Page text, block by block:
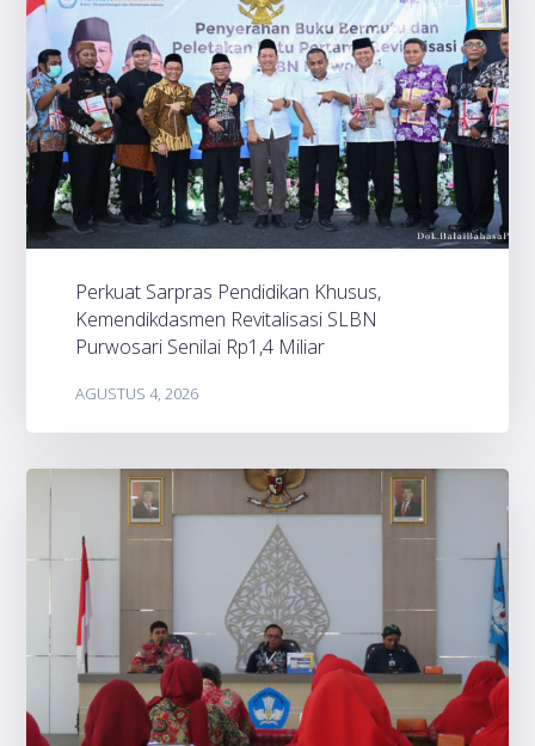
Perkuat Sarpras Pendidikan Khusus,
Kemendikdasmen Revitalisasi SLBN
Purwosari Senilai Rp1,4 Miliar
AGUSTUS 4, 2026